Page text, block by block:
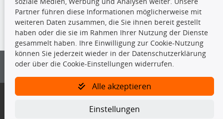
Die hier angezeigten Daten insbesondere die gesamte Datenbank dürfen
nicht kopiert werden.
Es ist zu unterlassen, die Daten oder die gesamte Datenbank ohne
vorherige Zustimmung von TecDoc zu vervielfältigen, zu verbreiten
und/oder diese Handlungen durch Dritte ausführen zu lassen. Ein
Bitte prüfen Sie, ob das über unseren Onlineshop identifizierte Ersatzteil
Gegebenenfalls sind ergänzende Informationen notwendig, um
Partner führen diese Informationen möglicherweise mit
weiteren Daten zusammen, die Sie ihnen bereit gestellt
haben oder die sie im Rahmen Ihrer Nutzung der Dienste
gesammelt haben. Ihre Einwilligung zur Cookie-Nutzung
können Sie jederzeit wieder in der Datenschutzerklärung
oder über die Cookie-Einstellungen widerrufen.
Alle akzeptieren
Einstellungen